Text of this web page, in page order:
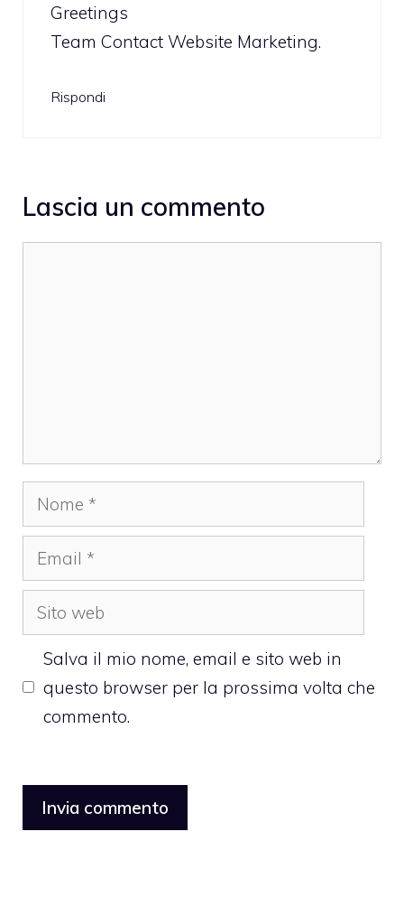
Greetings
Team Contact Website Marketing.
Rispondi
Lascia un commento
Nome
Email
Sito
web
Salva il mio nome, email e sito web in
questo browser per la prossima volta che
commento.